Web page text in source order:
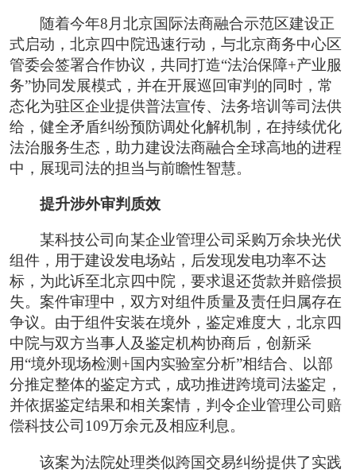
随着今年8月北京国际法商融合示范区建设正
式启动，北京四中院迅速行动，与北京商务中心区
管委会签署合作协议，共同打造“法治保障+产业服
务”协同发展模式，并在开展巡回审判的同时，常
态化为驻区企业提供普法宣传、法务培训等司法供
给，健全矛盾纠纷预防调处化解机制，在持续优化
法治服务生态，助力建设法商融合全球高地的进程
中，展现司法的担当与前瞻性智慧。
提升涉外审判质效
某科技公司向某企业管理公司采购万余块光伏
组件，用于建设发电场站，后发现发电功率不达
标，为此诉至北京四中院，要求退还货款并赔偿损
失。案件审理中，双方对组件质量及责任归属存在
争议。由于组件安装在境外，鉴定难度大，北京四
中院与双方当事人及鉴定机构协商后，创新采
用“境外现场检测+国内实验室分析”相结合、以部
分推定整体的鉴定方式，成功推进跨境司法鉴定，
并依据鉴定结果和相关案情，判令企业管理公司赔
偿科技公司109万余元及相应利息。
该案为法院处理类似跨国交易纠纷提供了实践